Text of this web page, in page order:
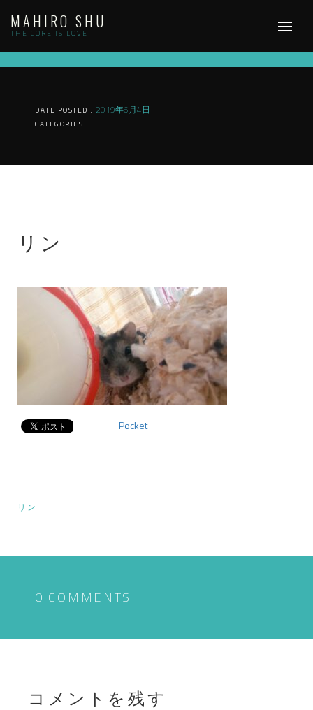
content
MAHIRO SHU
THE CORE IS LOVE
DATE POSTED : 2019年6月4日
CATEGORIES :
リン
Pocket
投
ナ
シ
リン
0 COMMENTS
コメントを残す